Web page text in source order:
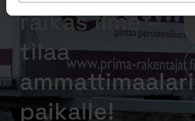
raikas ilme –
tilaa
ammattimaalari
paikalle!